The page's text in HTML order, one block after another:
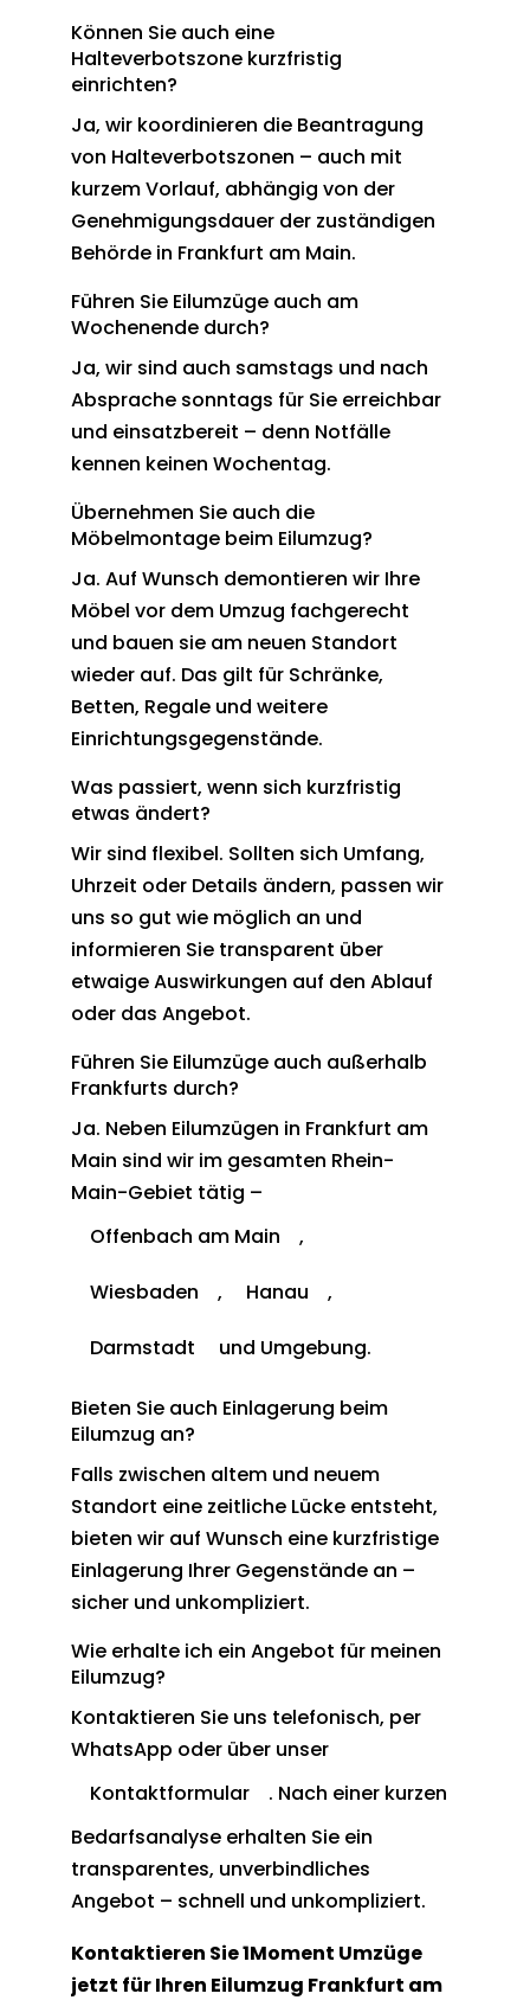
Können Sie auch eine
Halteverbotszone kurzfristig
einrichten?
Ja, wir koordinieren die Beantragung
von Halteverbotszonen – auch mit
kurzem Vorlauf, abhängig von der
Genehmigungsdauer der zuständigen
Behörde in Frankfurt am Main.
Führen Sie Eilumzüge auch am
Wochenende durch?
Ja, wir sind auch samstags und nach
Absprache sonntags für Sie erreichbar
und einsatzbereit – denn Notfälle
kennen keinen Wochentag.
Übernehmen Sie auch die
Möbelmontage beim Eilumzug?
Ja. Auf Wunsch demontieren wir Ihre
Möbel vor dem Umzug fachgerecht
und bauen sie am neuen Standort
wieder auf. Das gilt für Schränke,
Betten, Regale und weitere
Einrichtungsgegenstände.
Was passiert, wenn sich kurzfristig
etwas ändert?
Wir sind flexibel. Sollten sich Umfang,
Uhrzeit oder Details ändern, passen wir
uns so gut wie möglich an und
informieren Sie transparent über
etwaige Auswirkungen auf den Ablauf
oder das Angebot.
Führen Sie Eilumzüge auch außerhalb
Frankfurts durch?
Ja. Neben Eilumzügen in Frankfurt am
Main sind wir im gesamten Rhein-
Main-Gebiet tätig –
Offenbach am Main
,
Wiesbaden , Hanau ,
Darmstadt und Umgebung.
Bieten Sie auch Einlagerung beim
Eilumzug an?
Falls zwischen altem und neuem
Standort eine zeitliche Lücke entsteht,
bieten wir auf Wunsch eine kurzfristige
Einlagerung Ihrer Gegenstände an –
sicher und unkompliziert.
Wie erhalte ich ein Angebot für meinen
Eilumzug?
Kontaktieren Sie uns telefonisch, per
WhatsApp oder über unser
Kontaktformular
. Nach einer kurzen
Bedarfsanalyse erhalten Sie ein
transparentes, unverbindliches
Angebot – schnell und unkompliziert.
Kontaktieren Sie 1Moment Umzüge
jetzt für Ihren Eilumzug Frankfurt am